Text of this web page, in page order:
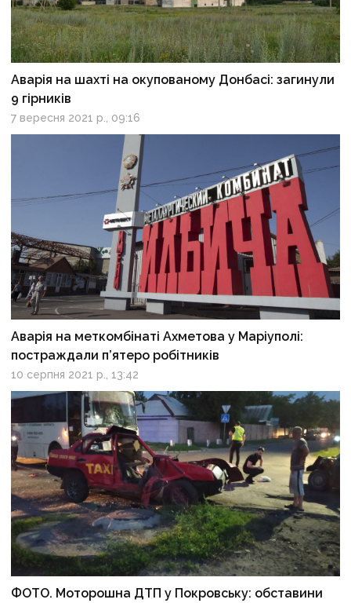
Аварія на шахті на окупованому Донбасі: загинули
9 гірників
7 вересня 2021 р., 09:16
Аварія на меткомбінаті Ахметова у Маріуполі:
постраждали п’ятеро робітників
10 серпня 2021 р., 13:42
ФОТО. Моторошна ДТП у Покровську: обставини